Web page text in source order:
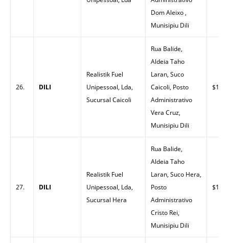
Dom Aleixo ,
Munisipiu Dili
26. DILI
Realistik Fuel
Unipessoal, Lda,
Sucursal Caicoli
Rua Balide,
Aldeia Taho
Laran, Suco
Caicoli, Posto
Administrativo
Vera Cruz,
Munisipiu Dili
$1.47
27. DILI
Realistik Fuel
Unipessoal, Lda,
Sucursal Hera
Rua Balide,
Aldeia Taho
Laran, Suco Hera,
Posto
Administrativo
Cristo Rei,
Munisipiu Dili
$1.47